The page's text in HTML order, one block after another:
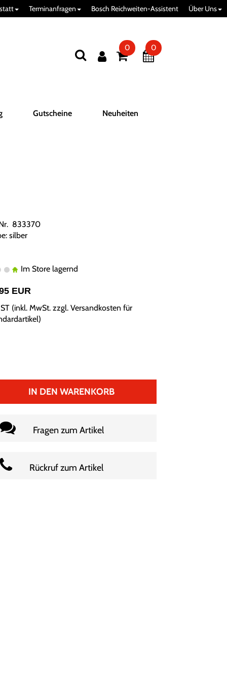
Terminanfragen Bosch Reichweiten-Assistent Über Uns
0 0
Gutscheine Neuheiten
833370
silber
Im Store lagernd
EUR
(inkl. MwSt. zzgl. Versandkosten für
)
IN DEN WARENKORB
Fragen zum Artikel
Rückruf zum Artikel